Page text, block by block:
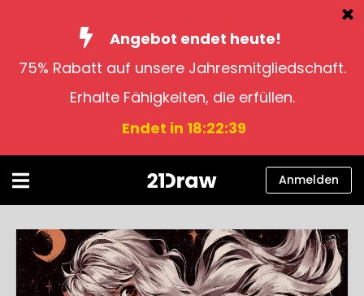
Angebot endet heute!
75% Rabatt auf unsere Jahresmitgliedschaft.
Erhalte Fähigkeiten, die erfüllen.
Endet in 18:22:39
Kurse
Über uns
Anmelden
Anmelden